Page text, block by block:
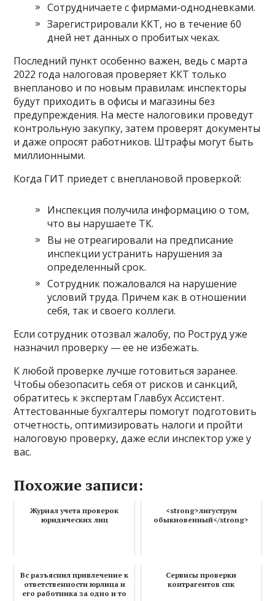
Сотрудничаете с фирмами-однодневками.
Зарегистрировали ККТ, но в течение 60
дней нет данных о пробитых чеках.
Последний пункт особенно важен, ведь с марта
2022 года налоговая проверяет ККТ только
внепланово и по новым правилам: инспекторы
будут приходить в офисы и магазины без
предупреждения. На месте налоговики проведут
контрольную закупку, затем проверят документы
и даже опросят работников. Штрафы могут быть
миллионными.
Когда ГИТ приедет с внеплановой проверкой:
Инспекция получила информацию о том,
что вы нарушаете ТК.
Вы не отреагировали на предписание
инспекции устранить нарушения за
определенный срок.
Сотрудник пожаловался на нарушение
условий труда. Причем как в отношении
себя, так и своего коллеги.
Если сотрудник отозвал жалобу, по Роструд уже
назначил проверку — ее не избежать.
К любой проверке лучше готовиться заранее.
Чтобы обезопасить себя от рисков и санкций,
обратитесь к экспертам Главбух Ассистент.
Аттестованные бухгалтеры помогут подготовить
отчетность, оптимизировать налоги и пройти
налоговую проверку, даже если инспектор уже у
вас.
Похожие записи:
Журнал учета проверок
юридических лиц
<strong>лигуструм
обыкновенный</strong>
Вс разъяснил привлечение к
ответственности юрлица и
его работника за одно и то
Сервисы проверки
контрагентов спк